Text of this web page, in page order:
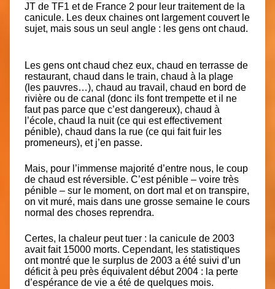
JT de TF1 et de France 2 pour leur traitement de la
canicule. Les deux chaines ont largement couvert le
sujet, mais sous un seul angle : les gens ont chaud.
Les gens ont chaud chez eux, chaud en terrasse de
restaurant, chaud dans le train, chaud à la plage
(les pauvres…), chaud au travail, chaud en bord de
rivière ou de canal (donc ils font trempette et il ne
faut pas parce que c’est dangereux), chaud à
l’école, chaud la nuit (ce qui est effectivement
pénible), chaud dans la rue (ce qui fait fuir les
promeneurs), et j’en passe.
Mais, pour l’immense majorité d’entre nous, le coup
de chaud est réversible. C’est pénible – voire très
pénible – sur le moment, on dort mal et on transpire,
on vit muré, mais dans une grosse semaine le cours
normal des choses reprendra.
Certes, la chaleur peut tuer : la canicule de 2003
avait fait 15000 morts. Cependant, les statistiques
ont montré que le surplus de 2003 a été suivi d’un
déficit à peu près équivalent début 2004 : la perte
d’espérance de vie a été de quelques mois.